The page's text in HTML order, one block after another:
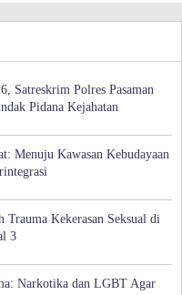
Satreskrim Polres Pasaman
Pidana Kejahatan
Menuju Kawasan Kebudayaan
Trauma Kekerasan Seksual di
3
Narkotika dan LGBT Agar